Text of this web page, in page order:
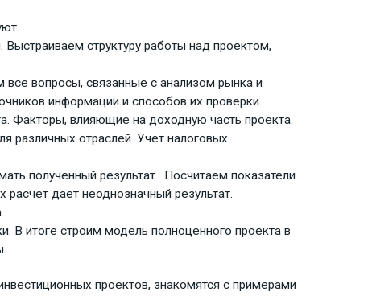
структуру работы над проектом,
вопросы, связанные с анализом рынка и
информации и способов их проверки.
Факторы, влияющие на доходную часть проекта.
различных отраслей. Учет налоговых
полученный результат. Посчитаем показатели
дает неоднозначный результат.
В итоге строим модель полноценного проекта в
проектов, знакомятся с примерами